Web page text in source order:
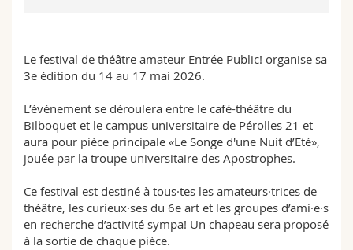
Le festival de théâtre amateur Entrée Public! organise sa
3e édition du 14 au 17 mai 2026.
L’événement se déroulera entre le café-théâtre du
Bilboquet et le campus universitaire de Pérolles 21 et
aura pour pièce principale «Le Songe d'une Nuit d’Eté»,
jouée par la troupe universitaire des Apostrophes.
Ce festival est destiné à tous·tes les amateurs·trices de
théâtre, les curieux·ses du 6e art et les groupes d’ami·e·s
en recherche d’activité sympa! Un chapeau sera proposé
à la sortie de chaque pièce.